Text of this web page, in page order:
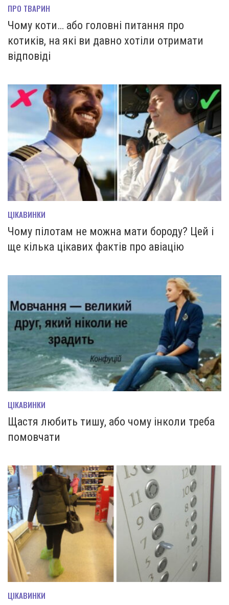
ПРО ТВАРИН
Чому коти… або головні питання про
котиків, на які ви давно хотіли отримати
відповіді
ЦІКАВИНКИ
Чому пілотам не можна мати бороду? Цей і
ще кілька цікавих фактів про авіацію
ЦІКАВИНКИ
Щастя любить тишу, або чому інколи треба
помовчати
ЦІКАВИНКИ